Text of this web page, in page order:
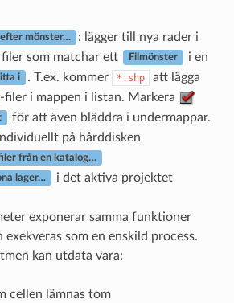
mönster…
: lägger till nya rader i
som matchar ett
Filmönster
i en
i . T.ex. kommer *.shp
att lägga
-filer i mappen i listan. Markera
för att även bläddra i undermappar.
på hårddisken
från en katalog…
lager… i det aktiva projektet
exponerar samma funktioner
som en enskild process.
kan utdata vara:
cellen lämnas tom